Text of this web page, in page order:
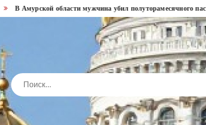
В Амурской области мужчина убил полуторамесячного пасынка
Search